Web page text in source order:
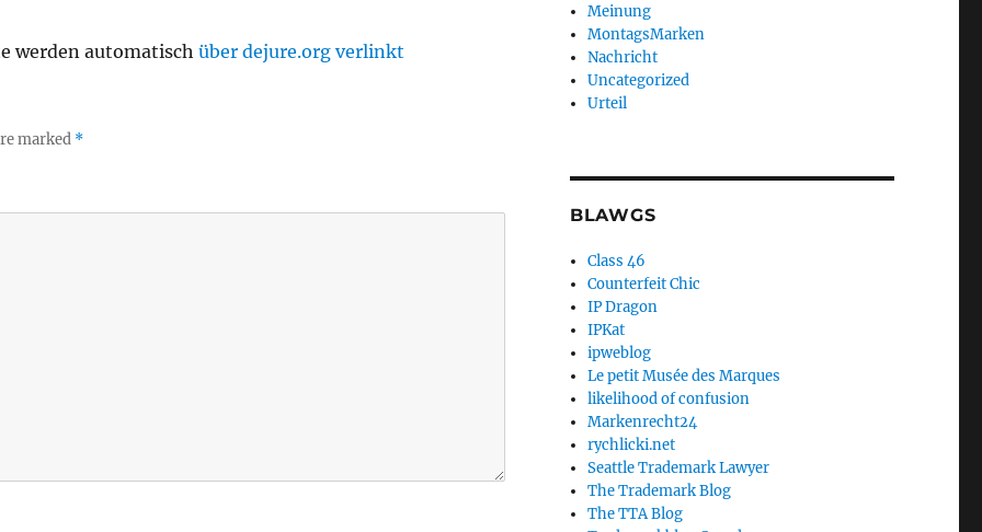
werden automatischüber dejure.org verlinkt
marked *
Meinung
MontagsMarken
Nachricht
Uncategorized
Urteil
BLAWGS
Class 46
Counterfeit Chic
IP Dragon
IPKat
ipweblog
Le petit Musée des Marques
likelihood of confusion
Markenrecht24
rychlicki.net
Seattle Trademark Lawyer
The Trademark Blog
The TTA Blog